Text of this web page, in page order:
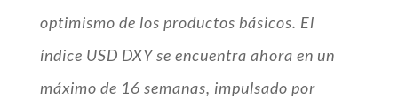
optimismo de los productos básicos. El
índice USD DXY se encuentra ahora en un
máximo de 16 semanas, impulsado por